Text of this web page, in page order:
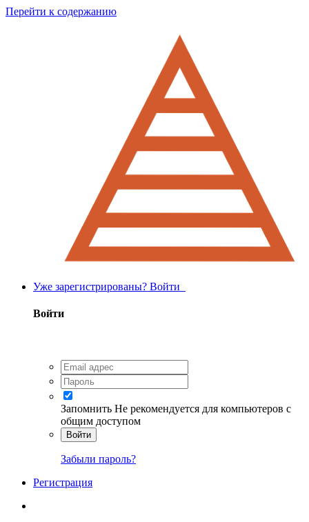
Перейти к содержанию
Уже зарегистрированы? Войти
Войти
Запомнить Не рекомендуется для компьютеров с
общим доступом
Войти
Забыли пароль?
Регистрация